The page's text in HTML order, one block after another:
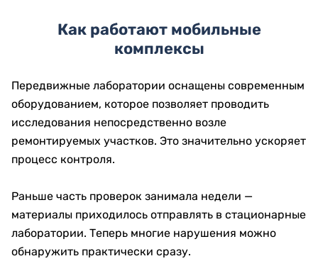
Как работают мобильные
комплексы
Передвижные лаборатории оснащены современным
оборудованием, которое позволяет проводить
исследования непосредственно возле
ремонтируемых участков. Это значительно ускоряет
процесс контроля.
Раньше часть проверок занимала недели —
материалы приходилось отправлять в стационарные
лаборатории. Теперь многие нарушения можно
обнаружить практически сразу.